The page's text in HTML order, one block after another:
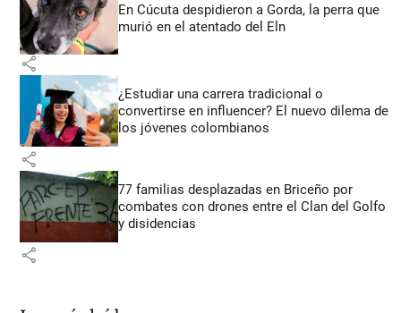
En Cúcuta despidieron a Gorda, la perra que
murió en el atentado del Eln
share
¿Estudiar una carrera tradicional o
convertirse en influencer? El nuevo dilema de
los jóvenes colombianos
share
77 familias desplazadas en Briceño por
combates con drones entre el Clan del Golfo
y disidencias
share